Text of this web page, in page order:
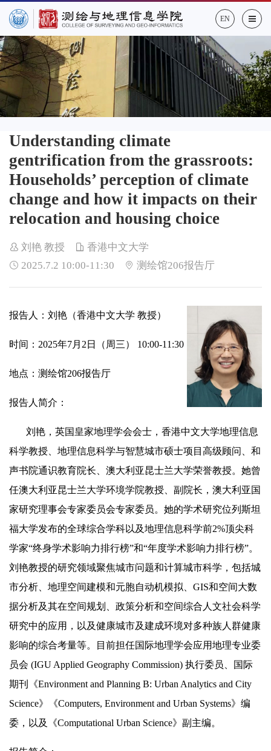
EN
Understanding climate
gentrification from the grassroots:
Households’ perception of climate
change and how it impacts on their
relocation and housing choice
刘艳 教授
香港中文大学
2025.7.2 10:00-11:30
测绘馆206报告厅
报告人：刘艳（香港中文大学 教授）
时间： 2025年7月 2 日（周三） 10:00-11:30
地点：测绘馆206报告厅
报告人简介：
刘艳，英国皇家地理学会会士，香港中文大学地理信息
科学教授、地理信息科学与智慧城市硕士项目高级顾问、和
声书院通识教育院长、澳大利亚昆士兰大学荣誉教授。她曾
任澳大利亚昆士兰大学环境学院教授、副院长，澳大利亚国
家研究理事会专家委员会专家委员。她的学术研究位列斯坦
福大学发布的全球综合学科以及地理信息科学前2%顶尖科
学家“终身学术影响力排行榜”和“年度学术影响力排行榜”。
刘艳教授的研究领域聚焦城市问题和计算城市科学，包括城
市分析、地理空间建模和元胞自动机模拟、 GIS和空间大数
据分析及其在空间规划、政策分析和空间综合人文社会科学
研究中的应用，以及健康城市及建成环境对多种族人群健康
影响的综合考量等。目前担任国际地理学会应用地理专业委
员会 (IGU Applied Geography Commission) 执行委员、国际
期刊《Environment and Planning B: Urban Analytics and City
Science》《Computers, Environment and Urban Systems》编
委，以及《Computational Urban Science》副主编。